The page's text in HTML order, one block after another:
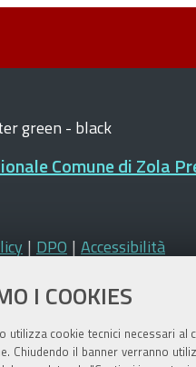
I COOKIES
utilizza cookie tecnici necessari
Chiudendo il banner verranno
Comune di Zola
| DPO | Accessibilità